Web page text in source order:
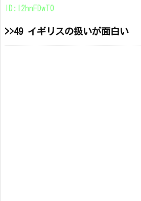
ID:l2hnFDwT0
>>49 イギリスの扱いが面白い